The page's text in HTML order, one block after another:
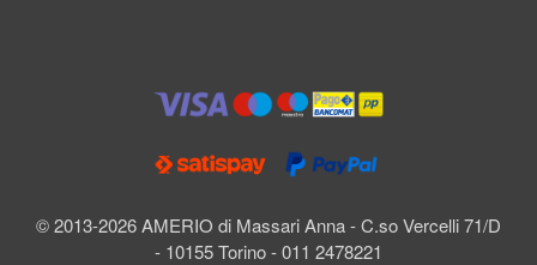
© 2013-2026 AMERIO di Massari Anna - C.so Vercelli 71/D
- 10155 Torino - 011 2478221